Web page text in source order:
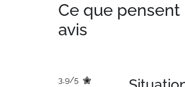
Ce que pensent
avis
3,9/5